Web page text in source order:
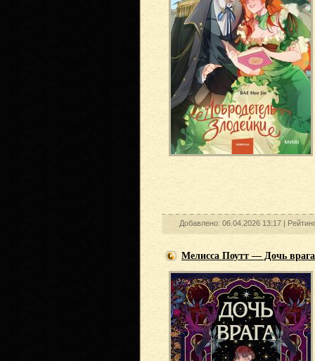
Добавлено: 06.04.2026 13:17 |
Мелисса Поутт — Дочь врага